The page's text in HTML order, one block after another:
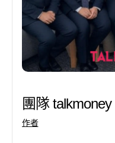
團隊 talkmoney
作者